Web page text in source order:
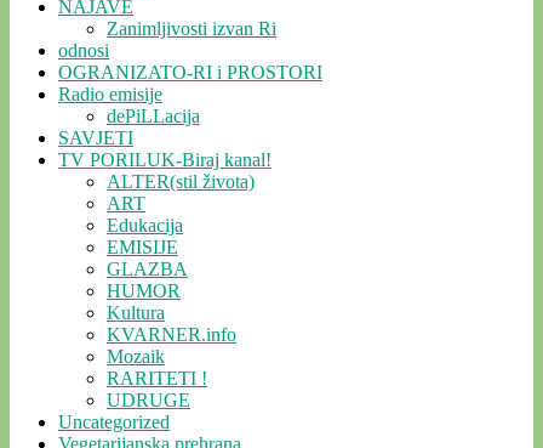
NAJAVE
Zanimljivosti izvan Ri
odnosi
OGRANIZATO-RI i PROSTORI
Radio emisije
dePiLLacija
SAVJETI
TV PORILUK-Biraj kanal!
ALTER(stil života)
ART
Edukacija
EMISIJE
GLAZBA
HUMOR
Kultura
KVARNER.info
Mozaik
RARITETI !
UDRUGE
Uncategorized
Vegetarijanska prehrana